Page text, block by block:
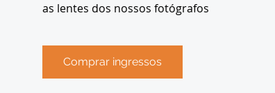
as lentes dos nossos fotógrafos
Comprar ingressos